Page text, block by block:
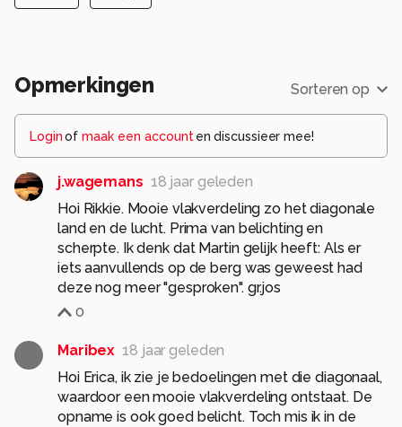
Opmerkingen Sorteren op
Loginof maak een account en discussieer mee!
j.wagemans 18 jaar geleden
Hoi Rikkie. Mooie vlakverdeling zo het diagonale
land en de lucht. Prima van belichting en
scherpte. Ik denk dat Martin gelijk heeft: Als er
iets aanvullends op de berg was geweest had
deze nog meer "gesproken". gr.jos
0
Maribex 18 jaar geleden
Hoi Erica, ik zie je bedoelingen met die diagonaal,
waardoor een mooie vlakverdeling ontstaat. De
opname is ook goed belicht. Toch mis ik in de